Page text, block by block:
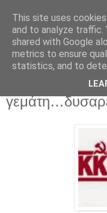
Δευτέρα 19
ΚΚΕ Vs
This site uses
and to analyze traffic.
shared with Google
metrics to ensure
statistics, and to